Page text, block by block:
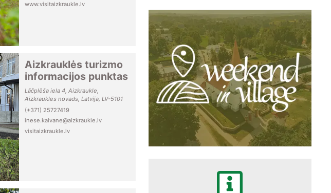
www.visitaizkraukle.lv
Aizkrauklės turizmo
informacijos punktas
Lāčplēša iela 4, Aizkraukle,
Aizkraukles novads, Latvija, LV-5101
(+371) 25727419
inese.kalvane@aizkraukle.lv
visitaizkraukle.lv